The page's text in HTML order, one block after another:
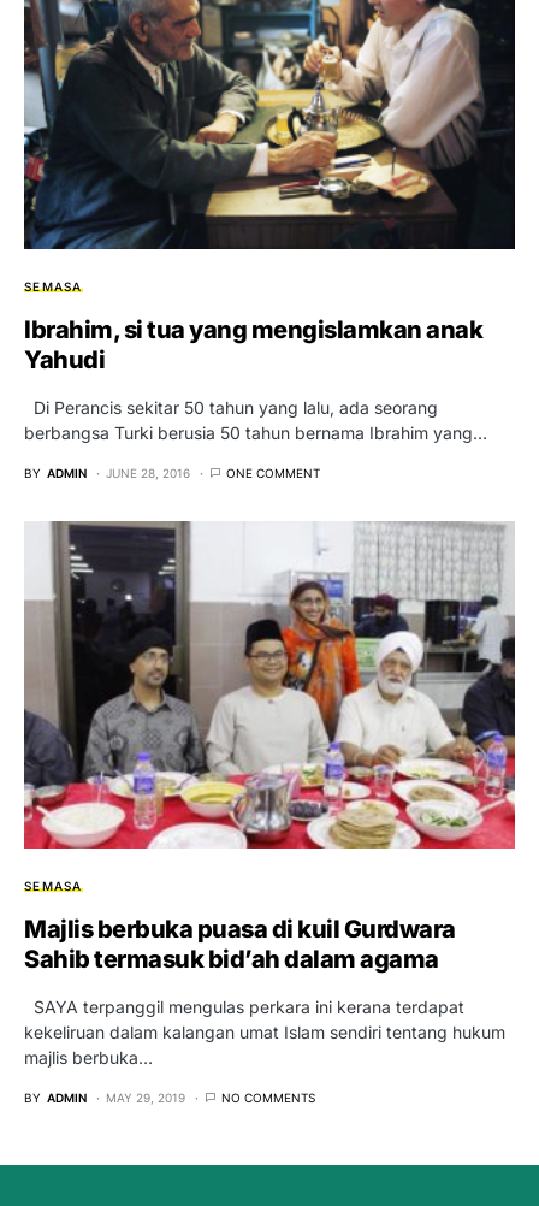
SEMASA
Ibrahim, si tua yang mengislamkan anak
Yahudi
Di Perancis sekitar 50 tahun yang lalu, ada seorang
berbangsa Turki berusia 50 tahun bernama Ibrahim yang…
BY ADMIN JUNE 28, 2016 ONE COMMENT
SEMASA
Majlis berbuka puasa di kuil Gurdwara
Sahib termasuk bid’ah dalam agama
SAYA terpanggil mengulas perkara ini kerana terdapat
kekeliruan dalam kalangan umat Islam sendiri tentang hukum
majlis berbuka…
BY ADMIN MAY 29, 2019 NO COMMENTS